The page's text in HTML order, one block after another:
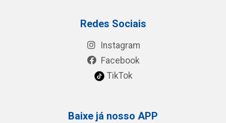
Redes Sociais
Instagram
Facebook
TikTok
Baixe já nosso APP